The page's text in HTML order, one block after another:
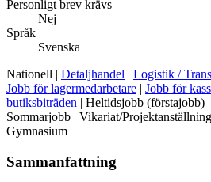
Personligt brev krävs
Nej
Språk
Svenska
Nationell | Detaljhandel | Logistik /
Jobb för lagermedarbetare | Jobb för
butiksbiträden | Heltidsjobb (förstajobb)
Sommarjobb | Vikariat/
Gymnasium
Sammanfattning